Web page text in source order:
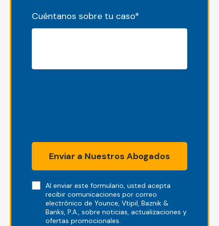
Cuéntanos sobre tu caso*
NoteAl enviar este formulario, usted acepta
recibir comunicaciones por correo
electrónico de Younce, Vtipil, Baznik &
Banks, P.A., sobre noticias, actualizaciones y
ofertas promocionales.
Enviar a Nuestros Abogados